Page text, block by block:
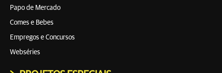
Papo de Mercado
Comes e Bebes
Empregos e Concursos
Webséries